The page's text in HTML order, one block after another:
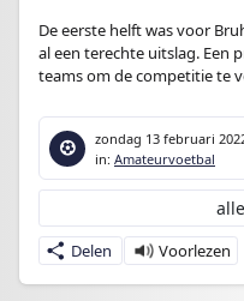
De eerste helft was voor
al een terechte uitslag. Een
teams om de competitie te
zondag 13 februari
in: Amateurvoetbal
Delen